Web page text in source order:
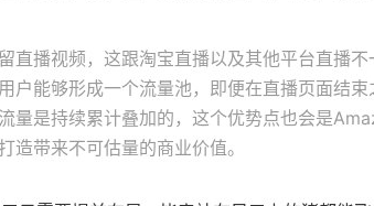
直播视频，这跟淘宝直播以及其他平台直播
户能够形成一个流量池，即便在直播页面结
量是持续累计叠加的，这个优势点也会是
造带来不可估量的商业价值。